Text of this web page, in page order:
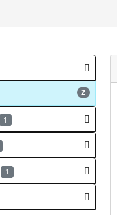
2
1
1